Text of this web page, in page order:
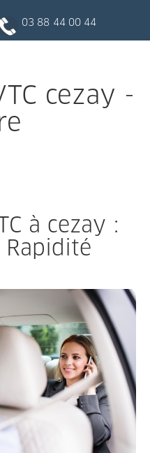
03 88 44 00 44
cezay -
à cezay :
Rapidité